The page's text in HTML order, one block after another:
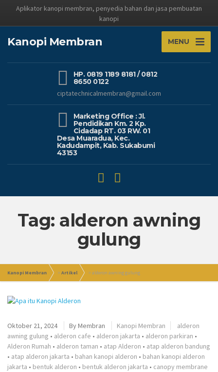
Aplikator kanopi membran, penyedia bahan dan jasa pembuatan
kanopi
Kanopi Membran MENU
HP. 0819 1189 8181 / 0812
8650 0122
ciptatechnicalmembran@gmail.com
Marketing Office : Jl.
Pendidikan Km. 2 Kp.
Cidadap RT. 03 RW. 01
Desa Muaradua, Kec.
Kadudampit, Kab. Sukabumi
43153
Tag: alderon awning
gulung
Kanopi Membran >Artikel >alderon awning gulung
Oktober 21, 2024 ByMembran Kanopi Membran
alderon
awning gulung • alderon cafe • alderon jakarta • alderon parkiran •
Alderon Rumah • alderon taman • atap Alderon • atap alderon bandung
• atap alderon jakarta • bahan kanopi alderon • bahan kanopi alderon
jakarta • bentuk alderon • bentuk alderon jakarta • canopy membrane